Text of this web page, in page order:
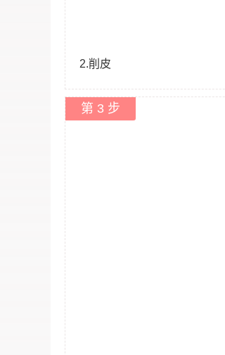
2.削皮
第 3 步